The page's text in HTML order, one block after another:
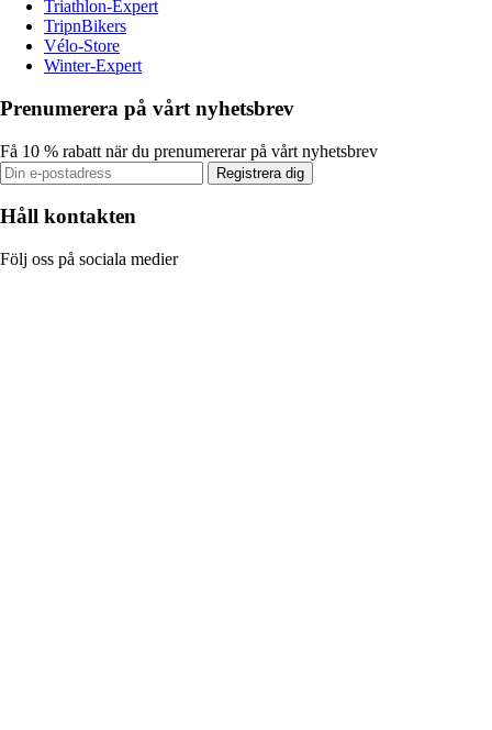
Triathlon-Expert
TripnBikers
Vélo-Store
Winter-Expert
Prenumerera på vårt nyhetsbrev
Få 10 % rabatt när du prenumererar på vårt nyhetsbrev
Registrera dig
Håll kontakten
Följ oss på sociala medier